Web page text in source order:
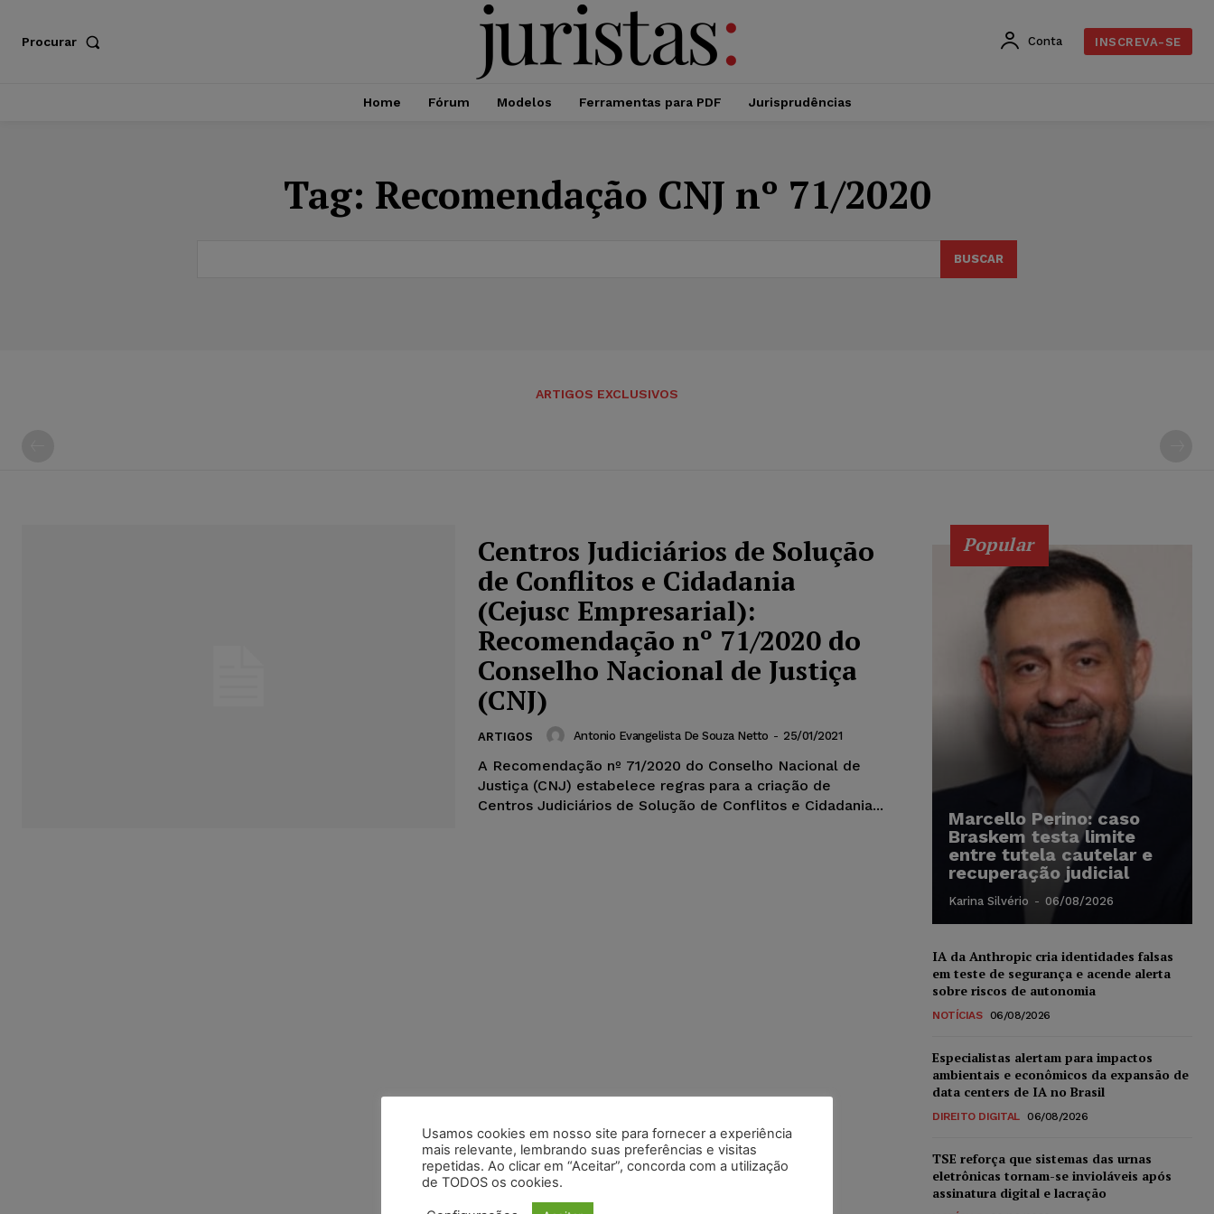
Procurar Conta INSCREVA-SE
Home Fórum Modelos Ferramentas para PDF Jurisprudências
Tag: Recomendação CNJ nº 71/2020
BUSCAR
ARTIGOS EXCLUSIVOS
Centros Judiciários de Solução
de Conflitos e Cidadania
(Cejusc Empresarial):
Recomendação nº 71/2020 do
Conselho Nacional de Justiça
(CNJ)
ARTIGOS Antonio Evangelista De Souza Netto - 25/01/2021
A Recomendação nº 71/2020 do Conselho Nacional de
Justiça (CNJ) estabelece regras para a criação de
Centros Judiciários de Solução de Conflitos e Cidadania...
Popular
Marcello Perino: caso
Braskem testa limite
entre tutela cautelar e
recuperação judicial
Karina Silvério - 06/08/2026
IA da Anthropic cria identidades falsas
em teste de segurança e acende alerta
sobre riscos de autonomia
NOTÍCIAS 06/08/2026
Especialistas alertam para impactos
ambientais e econômicos da expansão de
data centers de IA no Brasil
DIREITO DIGITAL 06/08/2026
TSE reforça que sistemas das urnas
eletrônicas tornam-se invioláveis após
assinatura digital e lacração
Usamos cookies em nosso site para fornecer a experiência
mais relevante, lembrando suas preferências e visitas
repetidas. Ao clicar em “Aceitar”, concorda com a utilização
de TODOS os cookies.